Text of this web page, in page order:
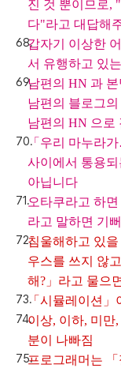
진 것 뿐이므로,
다"라고 대답해
갑자기 이상한
서 유행하고 있
남편의 HN 과
남편의 블로그
남편의 HN 으로
「우리 마누라
사이에서 통용되
아닙니다
오타쿠라고 하면
라고 말하면 기
침울해하고 있
우스를 쓰지 않
해?」라고 물으
「시뮬레이션」
이상, 이하, 미만
분이 나빠짐
프로그래머는